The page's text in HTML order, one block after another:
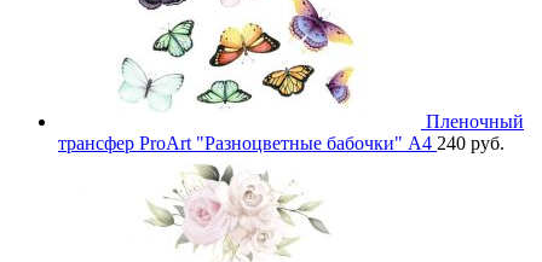
Пленочный
трансфер ProArt "Разноцветные бабочки" А4 240 руб.